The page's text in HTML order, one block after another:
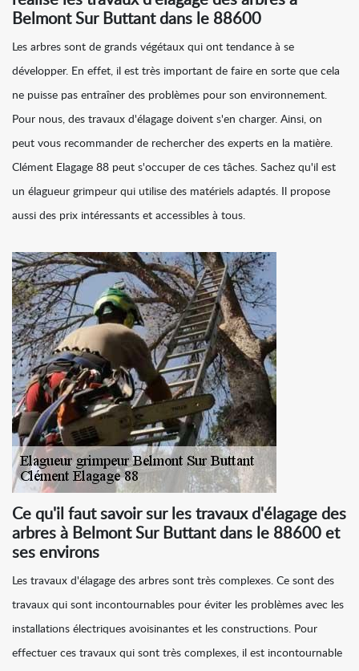
Belmont Sur Buttant dans le 88600
Les arbres sont de grands végétaux qui ont tendance à se
développer. En effet, il est très important de faire en sorte que cela
ne puisse pas entraîner des problèmes pour son environnement.
Pour nous, des travaux d'élagage doivent s'en charger. Ainsi, on
peut vous recommander de rechercher des experts en la matière.
Clément Elagage 88 peut s'occuper de ces tâches. Sachez qu'il est
un élagueur grimpeur qui utilise des matériels adaptés. Il propose
aussi des prix intéressants et accessibles à tous.
Ce qu'il faut savoir sur les travaux d'élagage des
arbres à Belmont Sur Buttant dans le 88600 et
ses environs
Les travaux d'élagage des arbres sont très complexes. Ce sont des
travaux qui sont incontournables pour éviter les problèmes avec les
installations électriques avoisinantes et les constructions. Pour
effectuer ces travaux qui sont très complexes, il est incontournable